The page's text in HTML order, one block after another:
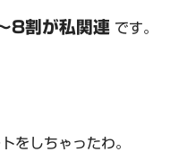
8割が私関連 です。
をしちゃったわ。